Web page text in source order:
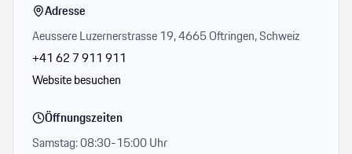
Adresse
Aeussere Luzernerstrasse 19, 4665 Oftringen, Schweiz
+41 62 7 911 911
Website besuchen
Öffnungszeiten
Samstag: 08:30-15:00 Uhr